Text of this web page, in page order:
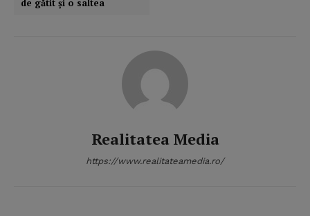
de gătit şi o saltea
Realitatea Media
https://www.realitateamedia.ro/